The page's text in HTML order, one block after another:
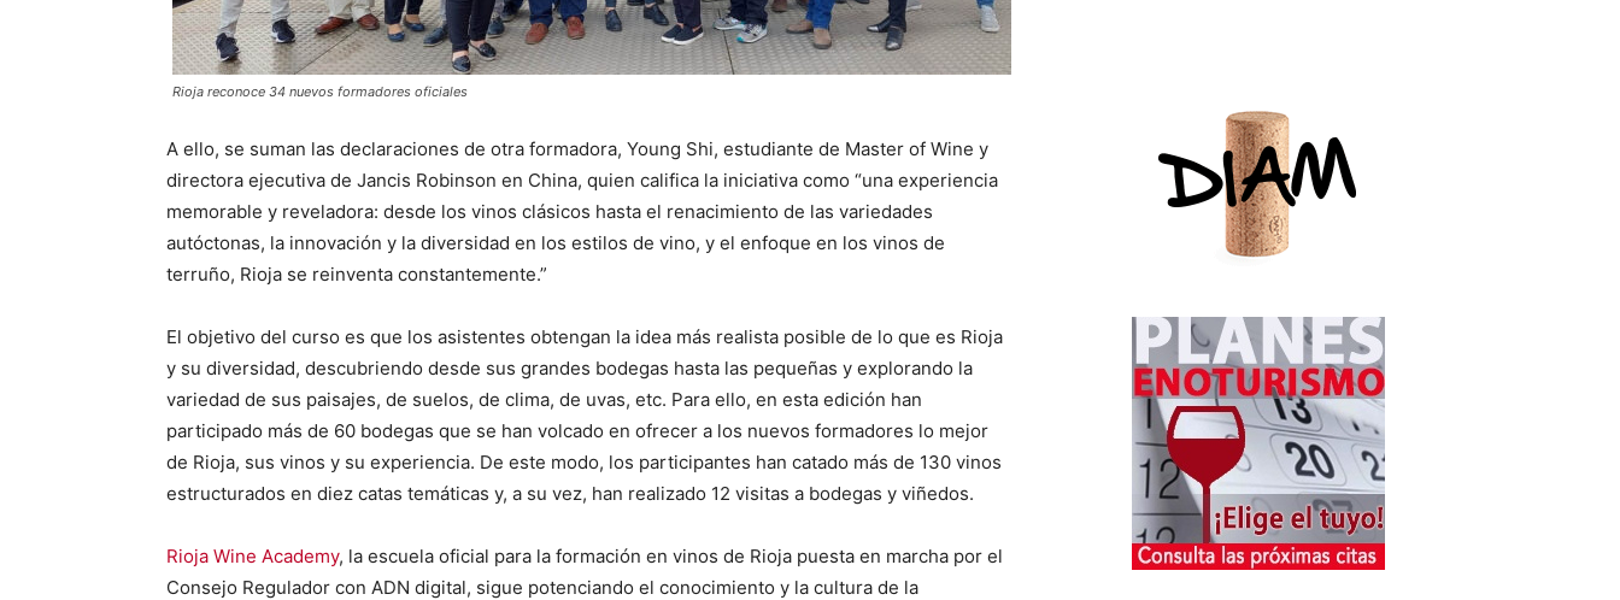
Rioja reconoce 34 nuevos formadores oficiales
A ello, se suman las declaraciones de otra formadora, Young Shi, estudiante de Master of Wine y
directora ejecutiva de Jancis Robinson en China, quien califica la iniciativa como “una experiencia
memorable y reveladora: desde los vinos clásicos hasta el renacimiento de las variedades
autóctonas, la innovación y la diversidad en los estilos de vino, y el enfoque en los vinos de
terruño, Rioja se reinventa constantemente.”
El objetivo del curso es que los asistentes obtengan la idea más realista posible de lo que es Rioja
y su diversidad, descubriendo desde sus grandes bodegas hasta las pequeñas y explorando la
variedad de sus paisajes, de suelos, de clima, de uvas, etc. Para ello, en esta edición han
participado más de 60 bodegas que se han volcado en ofrecer a los nuevos formadores lo mejor
de Rioja, sus vinos y su experiencia. De este modo, los participantes han catado más de 130 vinos
estructurados en diez catas temáticas y, a su vez, han realizado 12 visitas a bodegas y viñedos.
Rioja Wine Academy, la escuela oficial para la formación en vinos de Rioja puesta en marcha por el
Consejo Regulador con ADN digital, sigue potenciando el conocimiento y la cultura de la